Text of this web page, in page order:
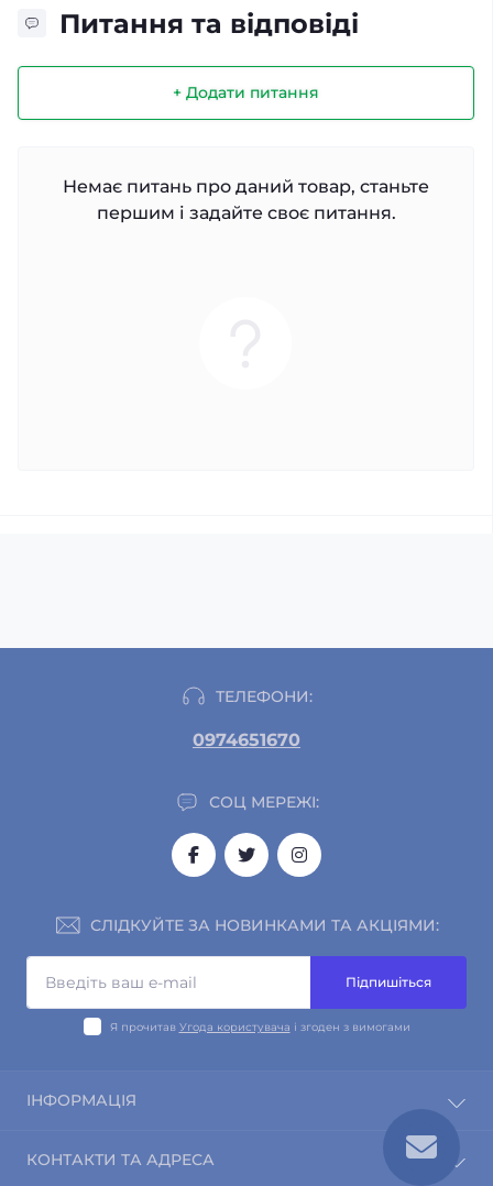
Питання та відповіді
+ Додати питання
Немає питань про даний товар, станьте
першим і задайте своє питання.
ТЕЛЕФОНИ:
0974651670
СОЦ МЕРЕЖІ:
СЛІДКУЙТЕ ЗА НОВИНКАМИ ТА АКЦІЯМИ:
Підпишіться
Я прочитав Угода користувача і згоден з вимогами
ІНФОРМАЦІЯ
Інформація про доставку
КОНТАКТИ ТА АДРЕСА